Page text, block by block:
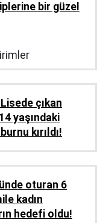
bir güzel
çıkan
yaşındaki
kırıldı!
oturan 6
kadın
hedefi oldu!